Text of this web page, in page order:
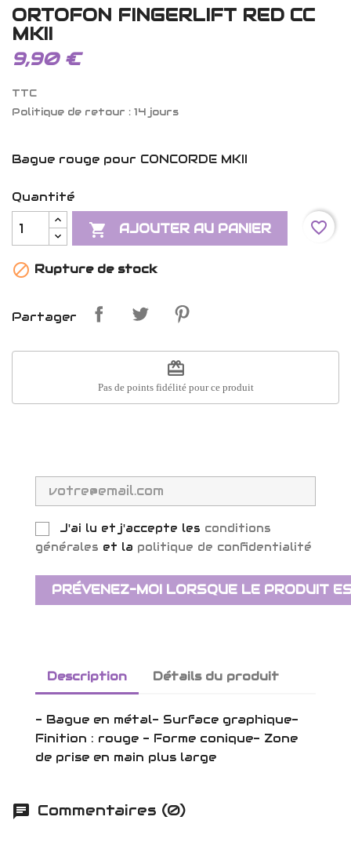
ORTOFON FINGERLIFT RED CC
MKII
9,90 €
TTC
Politique de retour : 14 jours
Bague rouge pour CONCORDE MKII
Quantité
 AJOUTER AU PANIER favorite_border
 Rupture de stock
Partager
redeem
Pas de points fidélité pour ce produit
J'ai lu et j'accepte les conditions
générales et la politique de confidentialité
PRÉVENEZ-MOI LORSQUE LE PRODUIT
Description Détails du produit
- Bague en métal- Surface graphique-
Finition : rouge - Forme conique- Zone
de prise en main plus large
Commentaires (0)